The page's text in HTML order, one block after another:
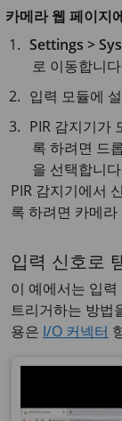
카메라 웹 페이지
Settings >
로 이동합니
입력 모듈에
PIR 감지기가
록 하려면 드
을 선택합니
PIR 감지기에서
록 하려면 카메
입력 신호로
이 예에서는 입
트리거하는 방법
용은 I/O 커넥터